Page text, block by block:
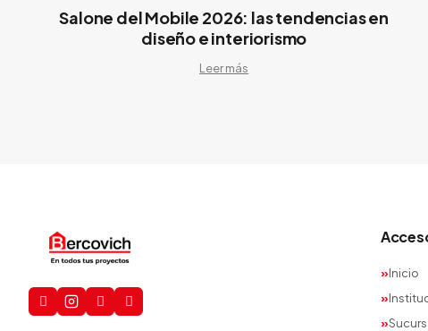
Salone del Mobile 2026: las tendencias en
diseño e interiorismo
Leer más
Inicio